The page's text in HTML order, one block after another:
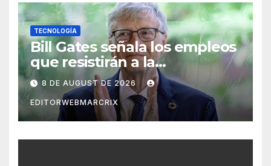
TECNOLOGÍA
Bill Gates señala los empleos
que resistirán a la
inteligencia artificial
8 DE AUGUST DE 2026
EDITORWEBMARCRIX